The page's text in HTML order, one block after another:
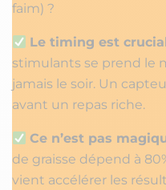
faim) ?
Le timing est
stimulants se prend le
jamais le soir. Un
avant un repas riche.
Ce n’est pas
de graisse dépend à
vient accélérer les